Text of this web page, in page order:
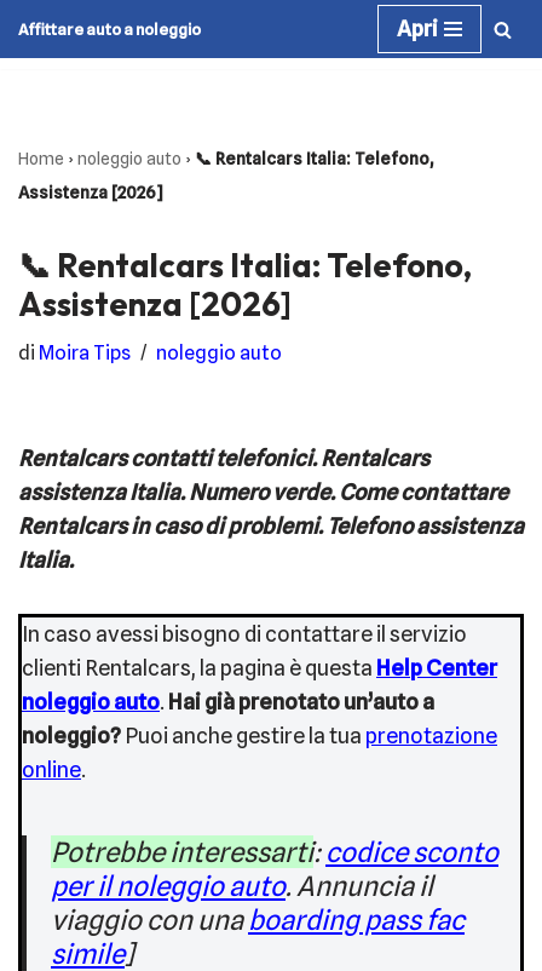
Affittare auto a noleggio Apri
Home › noleggio auto › 📞 Rentalcars Italia: Telefono,
Assistenza [2026]
📞 Rentalcars Italia: Telefono,
Assistenza [2026]
di Moira Tips noleggio auto
Rentalcars contatti telefonici. Rentalcars
assistenza Italia. Numero verde. Come contattare
Rentalcars in caso di problemi. Telefono assistenza
Italia.
In caso avessi bisogno di contattare il servizio
clienti Rentalcars, la pagina è questa Help Center
noleggio auto. Hai già prenotato un’auto a
noleggio? Puoi anche gestire la tua prenotazione
online.
Potrebbe interessarti:codice sconto
per il noleggio auto. Annuncia il
viaggio con unaboarding pass fac
simile]